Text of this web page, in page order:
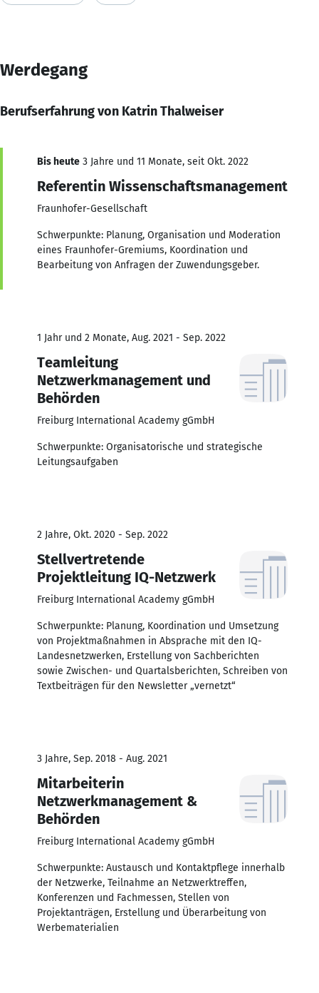
Werdegang
Berufserfahrung von Katrin Thalweiser
Bis heute 3 Jahre und 11 Monate, seit Okt. 2022
Referentin Wissenschaftsmanagement
Fraunhofer-Gesellschaft
Schwerpunkte: Planung, Organisation und Moderation
eines Fraunhofer-Gremiums, Koordination und
Bearbeitung von Anfragen der Zuwendungsgeber.
1 Jahr und 2 Monate, Aug. 2021 - Sep. 2022
Teamleitung
Netzwerkmanagement und
Behörden
Freiburg International Academy gGmbH
Schwerpunkte: Organisatorische und strategische
Leitungsaufgaben
2 Jahre, Okt. 2020 - Sep. 2022
Stellvertretende
Projektleitung IQ-Netzwerk
Freiburg International Academy gGmbH
Schwerpunkte: Planung, Koordination und Umsetzung
von Projektmaßnahmen in Absprache mit den IQ-
Landesnetzwerken, Erstellung von Sachberichten
sowie Zwischen- und Quartalsberichten, Schreiben von
Textbeiträgen für den Newsletter „vernetzt“
3 Jahre, Sep. 2018 - Aug. 2021
Mitarbeiterin
Netzwerkmanagement &
Behörden
Freiburg International Academy gGmbH
Schwerpunkte: Austausch und Kontaktpflege innerhalb
der Netzwerke, Teilnahme an Netzwerktreffen,
Konferenzen und Fachmessen, Stellen von
Projektanträgen, Erstellung und Überarbeitung von
Werbematerialien